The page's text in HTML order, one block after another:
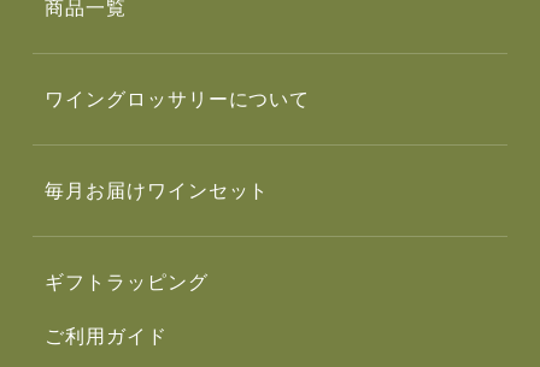
商品一覧
ワイングロッサリーについて
毎月お届けワインセット
ギフトラッピング
ご利用ガイド